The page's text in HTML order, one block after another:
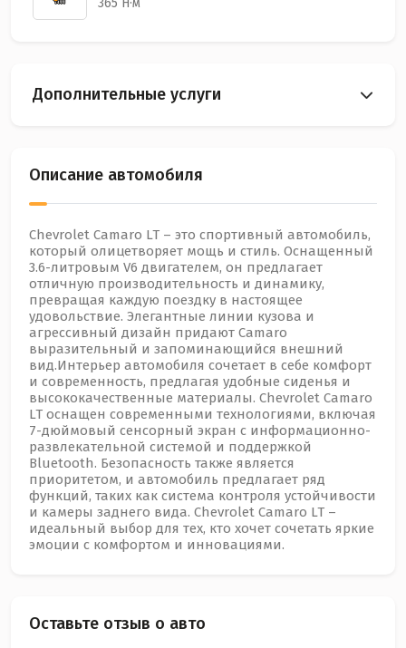
Дополнительные услуги
Описание автомобиля
Chevrolet Camaro LT – это спортивный автомобиль,
который олицетворяет мощь и стиль. Оснащенный
3.6-литровым V6 двигателем, он предлагает
отличную производительность и динамику,
превращая каждую поездку в настоящее
удовольствие. Элегантные линии кузова и
агрессивный дизайн придают Camaro
выразительный и запоминающийся внешний
вид.Интерьер автомобиля сочетает в себе комфорт
и современность, предлагая удобные сиденья и
высококачественные материалы. Chevrolet Camaro
LT оснащен современными технологиями, включая
7-дюймовый сенсорный экран с информационно-
развлекательной системой и поддержкой
Bluetooth. Безопасность также является
приоритетом, и автомобиль предлагает ряд
функций, таких как система контроля устойчивости
и камеры заднего вида. Chevrolet Camaro LT –
идеальный выбор для тех, кто хочет сочетать яркие
эмоции с комфортом и инновациями.
Оставьте отзыв о авто